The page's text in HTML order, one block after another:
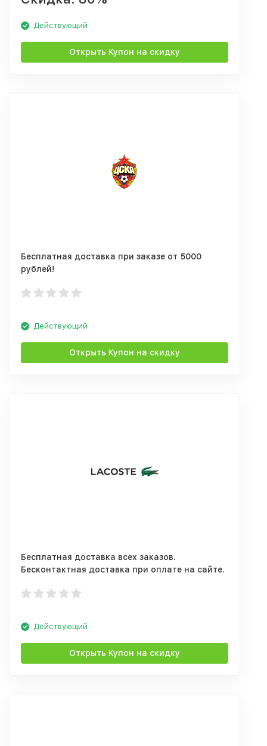
Действующий
Открыть Купон на скидку
Бесплатная доставка при заказе от 5000
рублей!
Действующий
Открыть Купон на скидку
Бесплатная доставка всех заказов.
Бесконтактная доставка при оплате на сайте.
Действующий
Открыть Купон на скидку